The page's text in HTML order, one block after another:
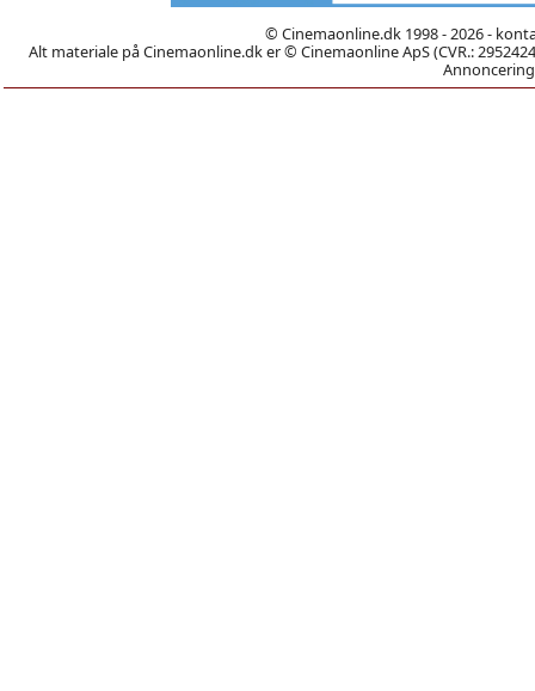
© Cinemaonline.dk 1998 - 2026 -
Alt materiale på Cinemaonline.dk er © Cinemaonline ApS (CVR.: